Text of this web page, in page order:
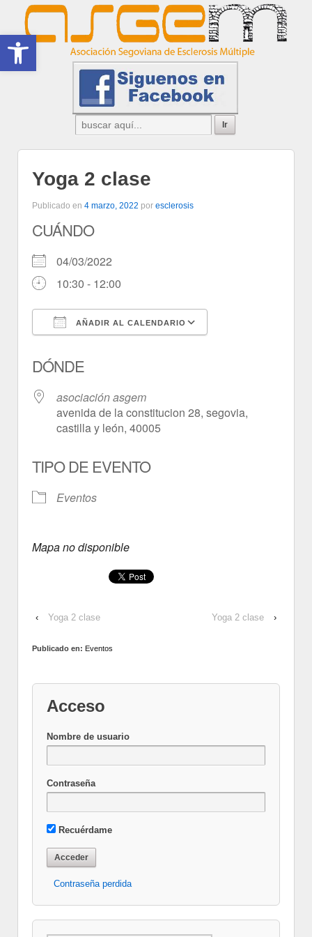
Yoga 2 clase
Publicado en 4 marzo, 2022 por esclerosis
CUÁNDO
04/03/2022
10:30 - 12:00
AÑADIR AL CALENDARIO
DÓNDE
asociación asgem
avenida de la constitucion 28, segovia,
castilla y león, 40005
TIPO DE EVENTO
Eventos
Mapa no disponible
‹ Yoga 2 clase Yoga 2 clase ›
Publicado en: Eventos
Acceso
Nombre de usuario
Contraseña
Recuérdame
Contraseña perdida
Abrir barra de herramientas